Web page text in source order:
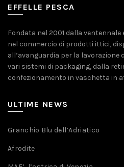
EFFELLE PESCA
Fondata nel 2001 dalla
nel commercio di prodotti ittici,
all’avanguardia per la
vari sistemi di packaging, dalla
confezionamento in vaschetta in
ULTIME NEWS
Granchio Blu dell’Adriatico
Afrodite